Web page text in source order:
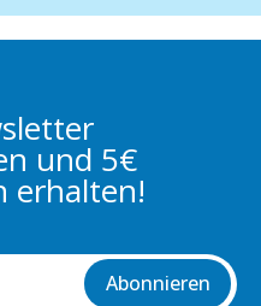
und 5€
erhalten!
Abonnieren